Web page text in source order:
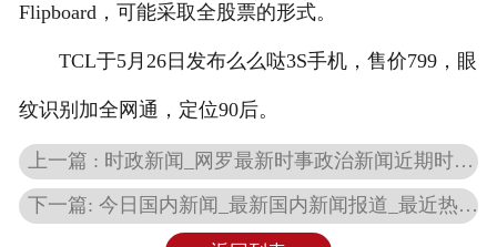
Flipboard，可能采取全股票的形式。
TCL于5月26日发布么么哒3S手机，售价799，眼
纹识别加全网通，定位90后。
上一篇 : 时政新闻_网罗最新时事政治新闻近期时政热点_海峡网
下一篇: 今日国内新闻_最新国内新闻报道_最近热点评论-闽南网